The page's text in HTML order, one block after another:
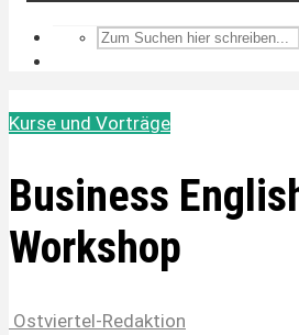
Kurse und Vorträge
Business
Workshop
Ostviertel-Redaktion